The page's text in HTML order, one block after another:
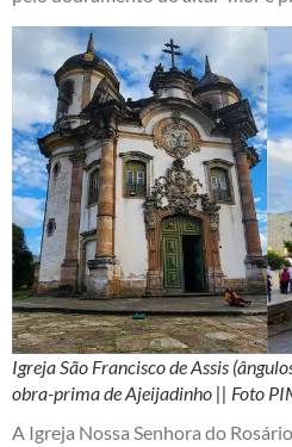
Igreja São Francisco de Assis
obra-prima de Ajeijadinho || Foto
A Igreja Nossa Senhora do